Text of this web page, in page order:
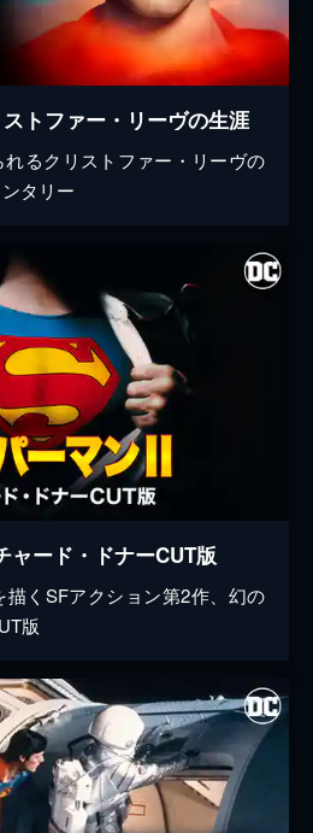
トファー・リーヴの生涯
るクリストファー・リーヴの
タリー
ード・ドナーCUT版
描くSFアクション第2作、幻の
版